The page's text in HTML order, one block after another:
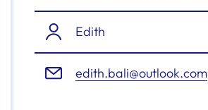
Edith
edith.bali@outlook.com